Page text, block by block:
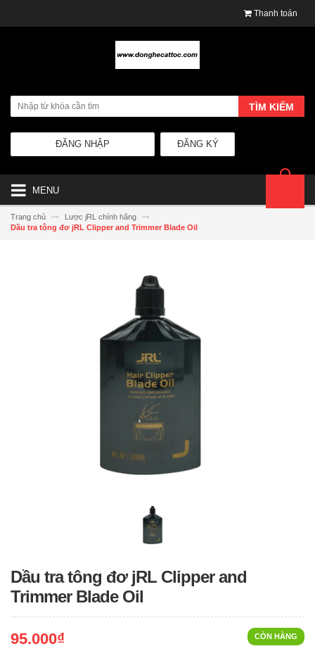
Thanh toán
TÌM KIẾM
ĐĂNG KÝ
ĐĂNG NHẬP
MENU
Trang chủ
Lược jRL chính hãng
Dầu tra tông đơ jRL Clipper and Trimmer Blade Oil
Dầu tra tông đơ jRL Clipper and
Trimmer Blade Oil
CÒN HÀNG
95.000₫